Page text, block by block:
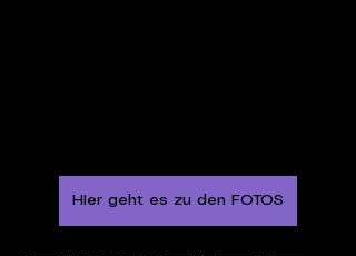
HIer geht es zu den FOTOS